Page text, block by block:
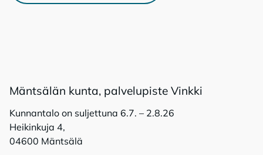
Mänt­sä­län kun­ta, pal­ve­lu­pis­te Vink­ki
Kunnantalo on suljettuna 6.7. – 2.8.26
Heikinkuja 4,
04600 Mäntsälä